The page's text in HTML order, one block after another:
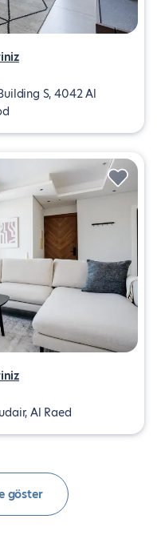
S, 4042 Al
Al Raed
göster